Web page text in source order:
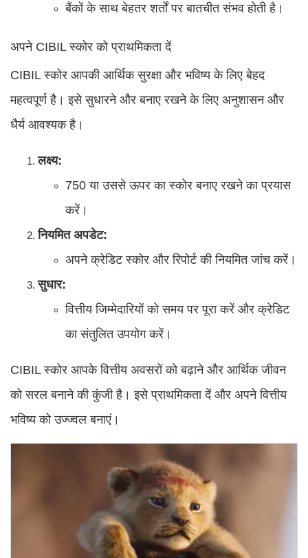
बैंकों के साथ बेहतर शर्तों पर बातचीत संभव होती है।
अपने CIBIL स्कोर को प्राथमिकता दें
CIBIL स्कोर आपकी आर्थिक सुरक्षा और भविष्य के लिए बेहद
महत्वपूर्ण है। इसे सुधारने और बनाए रखने के लिए अनुशासन और
धैर्य आवश्यक है।
लक्ष्य:
750 या उससे ऊपर का स्कोर बनाए रखने का प्रयास
करें।
नियमित अपडेट:
अपने क्रेडिट स्कोर और रिपोर्ट की नियमित जांच करें।
सुधार:
वित्तीय जिम्मेदारियों को समय पर पूरा करें और क्रेडिट
का संतुलित उपयोग करें।
CIBIL स्कोर आपके वित्तीय अवसरों को बढ़ाने और आर्थिक जीवन
को सरल बनाने की कुंजी है। इसे प्राथमिकता दें और अपने वित्तीय
भविष्य को उज्ज्वल बनाएं।